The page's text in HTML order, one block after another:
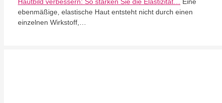
Hautbild verbessern: So stärken Sie die Elastizität… Eine
ebenmäßige, elastische Haut entsteht nicht durch einen
einzelnen Wirkstoff,…